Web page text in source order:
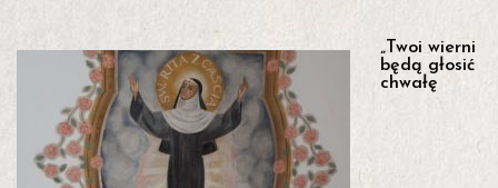
„Twoi wierni
będą głosić
chwałę